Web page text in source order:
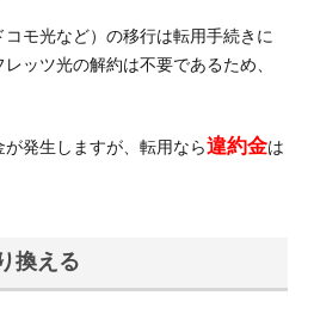
モ光など）の移行は転用手続きに
ッツ光の解約は不要であるため、
発生しますが、転用なら違約金は
換える